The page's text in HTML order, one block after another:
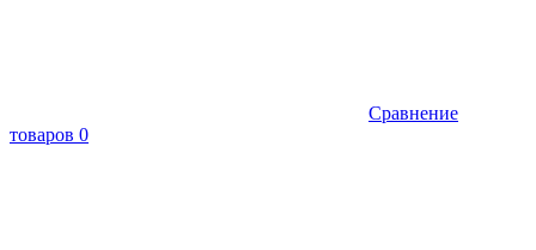
Сравнение
товаров 0